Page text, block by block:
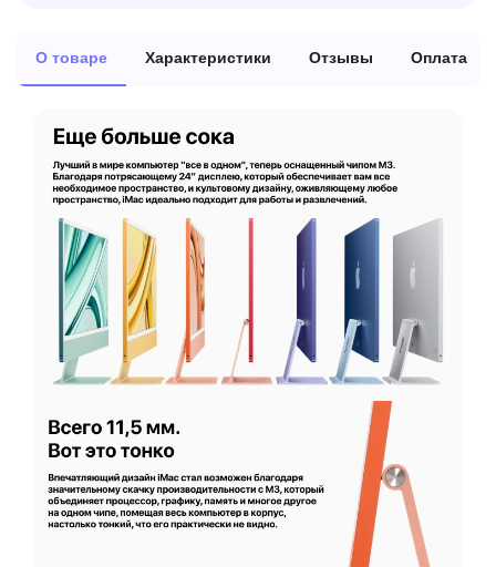
О товаре Характеристики Отзывы Оплата